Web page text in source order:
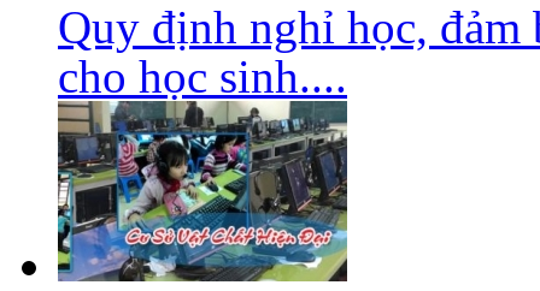
Quy định nghỉ học, đảm
cho học sinh....